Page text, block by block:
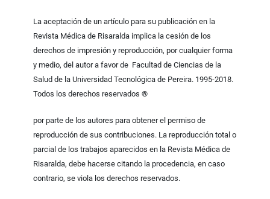
La aceptación de un artículo para su publicación en la
Revista Médica de Risaralda implica la cesión de los
derechos de impresión y reproducción, por cualquier forma
y medio, del autor a favor de Facultad de Ciencias de la
Salud de la Universidad Tecnológica de Pereira. 1995-2018.
Todos los derechos reservados ®
por parte de los autores para obtener el permiso de
reproducción de sus contribuciones. La reproducción total o
parcial de los trabajos aparecidos en la Revista Médica de
Risaralda, debe hacerse citando la procedencia, en caso
contrario, se viola los derechos reservados.